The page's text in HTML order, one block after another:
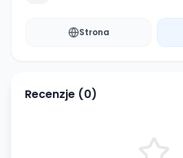
Strona
Recenzje (0)